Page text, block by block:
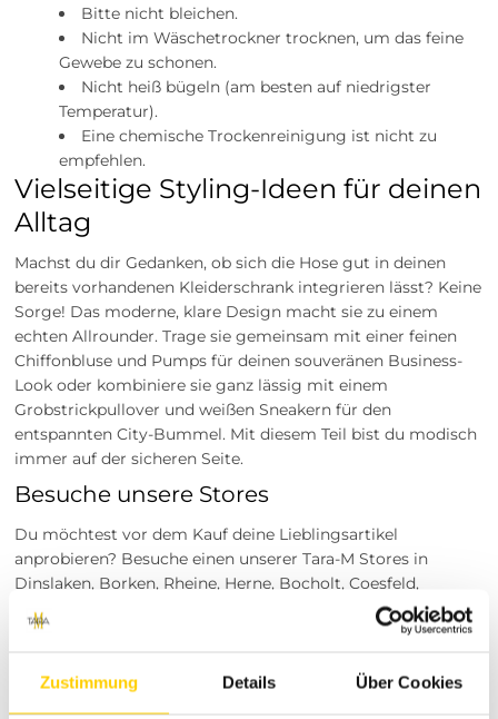
Zustimmung Details Über Cookies
Bitte nicht bleichen.
Nicht im Wäschetrockner trocknen, um das feine
Gewebe zu schonen.
Nicht heiß bügeln (am besten auf niedrigster
Temperatur).
Eine chemische Trockenreinigung ist nicht zu
empfehlen.
Vielseitige Styling-Ideen für deinen
Alltag
Machst du dir Gedanken, ob sich die Hose gut in deinen
bereits vorhandenen Kleiderschrank integrieren lässt? Keine
Sorge! Das moderne, klare Design macht sie zu einem
echten Allrounder. Trage sie gemeinsam mit einer feinen
Chiffonbluse und Pumps für deinen souveränen Business-
Look oder kombiniere sie ganz lässig mit einem
Grobstrickpullover und weißen Sneakern für den
entspannten City-Bummel. Mit diesem Teil bist du modisch
immer auf der sicheren Seite.
Besuche unsere Stores
Du möchtest vor dem Kauf deine Lieblingsartikel
anprobieren? Besuche einen unserer Tara-M Stores in
Dinslaken, Borken, Rheine, Herne, Bocholt, Coesfeld,
Datteln, Lüdinghausen, Marl oder Herten. Unsere
Modeexperten vor Ort beraten dich gerne!
Über Tara-M – Deine Destination
für exklusive Damenmode